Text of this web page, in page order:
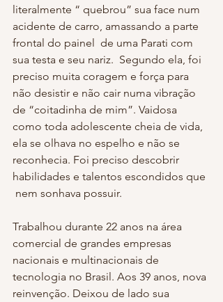
literalmente “ quebrou” sua face num
acidente de carro, amassando a parte
frontal do painel  de uma Parati com
sua testa e seu nariz.  Segundo ela, foi
preciso muita coragem e força para
não desistir e não cair numa vibração
de “coitadinha de mim”. Vaidosa
como toda adolescente cheia de vida,
ela se olhava no espelho e não se
reconhecia. Foi preciso descobrir
habilidades e talentos escondidos que
nem sonhava possuir.
Trabalhou durante 22 anos na área
comercial de grandes empresas
nacionais e multinacionais de
tecnologia no Brasil. Aos 39 anos, nova
reinvenção. Deixou de lado sua